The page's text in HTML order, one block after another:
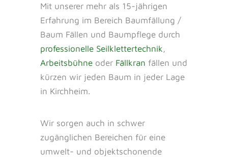
Mit unserer mehr als 15-jährigen
Erfahrung im Bereich Baumfällung /
Baum Fällen und Baumpflege durch
professionelle Seilklettertechnik,
Arbeitsbühne oder Fällkran fällen und
kürzen wir jeden Baum in jeder Lage
in Kirchheim.
Wir sorgen auch in schwer
zugänglichen Bereichen für eine
umwelt- und objektschonende